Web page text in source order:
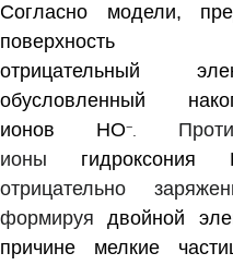
Согласно модели,
отрицательный
обусловленный
ионов
HO−
ионы
гидроксония
отрицательно
формируя двойной
причине мелкие